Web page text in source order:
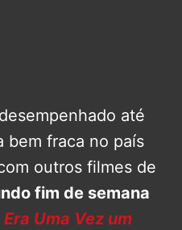
até
bem fraca no país
outros filmes de
fim de semana
Era Uma Vez um